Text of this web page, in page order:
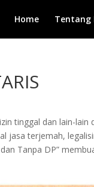
Home Tentang
tinggal dan lain-lain
jasa terjemah,
Tanpa DP”